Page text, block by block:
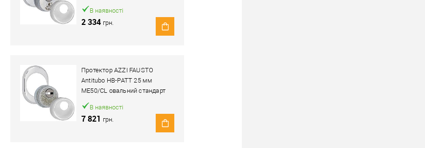
широкий хром полірований
В наявності
2 334 грн.
Протектор AZZI FAUSTO
Antitubo HB-PATT 25 мм
ME50/CL овальний стандарт
хром полірований
В наявності
7 821 грн.